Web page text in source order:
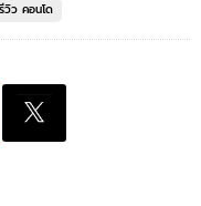
รีวิว คอนโด